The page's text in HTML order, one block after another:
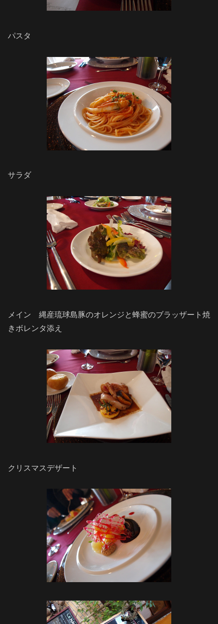
パスタ
サラダ
メイン 縄産琉球島豚のオレンジと蜂蜜のブラッザート焼
きボレンタ添え
クリスマスデザート